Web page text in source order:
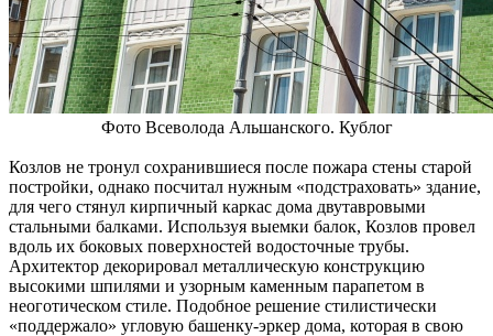
Фото Всеволода Альшанского. Кублог
Козлов не тронул сохранившиеся после пожара стены старой
постройки, однако посчитал нужным «подстраховать» здание,
для чего стянул кирпичный каркас дома двутавровыми
стальными балками. Используя выемки балок, Козлов провел
вдоль их боковых поверхностей водосточные трубы.
Архитектор декорировал металлическую конструкцию
высокими шпилями и узорным каменным парапетом в
неоготическом стиле. Подобное решение стилистически
«поддержало» угловую башенку-эркер дома, которая в свою